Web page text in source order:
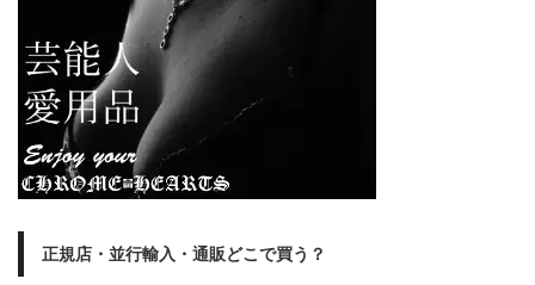
正規店・並行輸入・通販どこで買う？